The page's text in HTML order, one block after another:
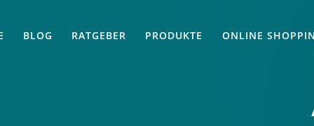
BLOG RATGEBER PRODUKTE ONLINE